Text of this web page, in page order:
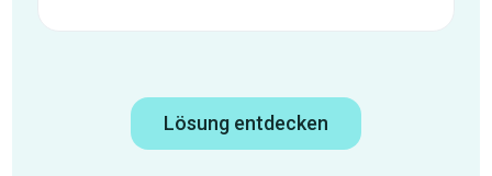
Lösung entdecken